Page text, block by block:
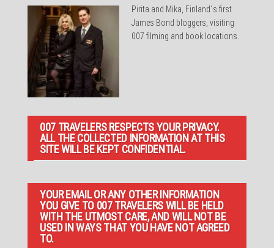
Pirita and Mika, Finland´s first
James Bond bloggers, visiting
007 filming and book locations.
007 TRAVELERS RESPECTS YOUR PRIVACY.
ALL THE COLLECTED INFORMATION AT THIS
SITE WILL BE KEPT CONFIDENTIAL.
YOUR EMAIL OR ANY OTHER INFORMATION
YOU GIVE TO 007 TRAVELERS WILL BE HELD
WITH THE UTMOST CARE, AND WILL NOT BE
USED IN WAYS THAT YOU HAVE NOT AGREED
TO.